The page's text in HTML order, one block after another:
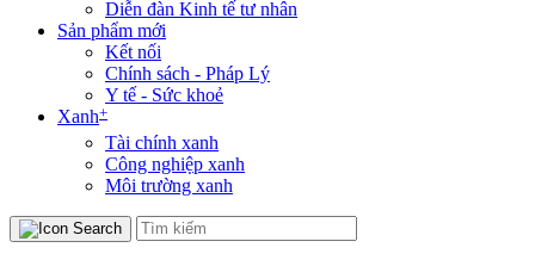
Diễn đàn Kinh tế tư nhân
Sản phẩm mới
Kết nối
Chính sách - Pháp Lý
Y tế - Sức khoẻ
Xanh+
Tài chính xanh
Công nghiệp xanh
Môi trường xanh